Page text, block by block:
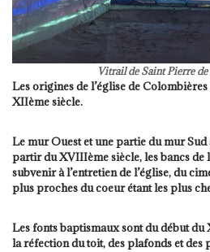
Vitrail de Saint Pierre
Les origines de l’église de
XIIème siècle.
Le mur Ouest et une partie du mur
partir du XVIIIème siècle, les bancs de
subvenir à l’entretien de l’église, du
plus proches du coeur étant les plus
Les fonts baptismaux sont du début du
la réfection du toit, des plafonds et des